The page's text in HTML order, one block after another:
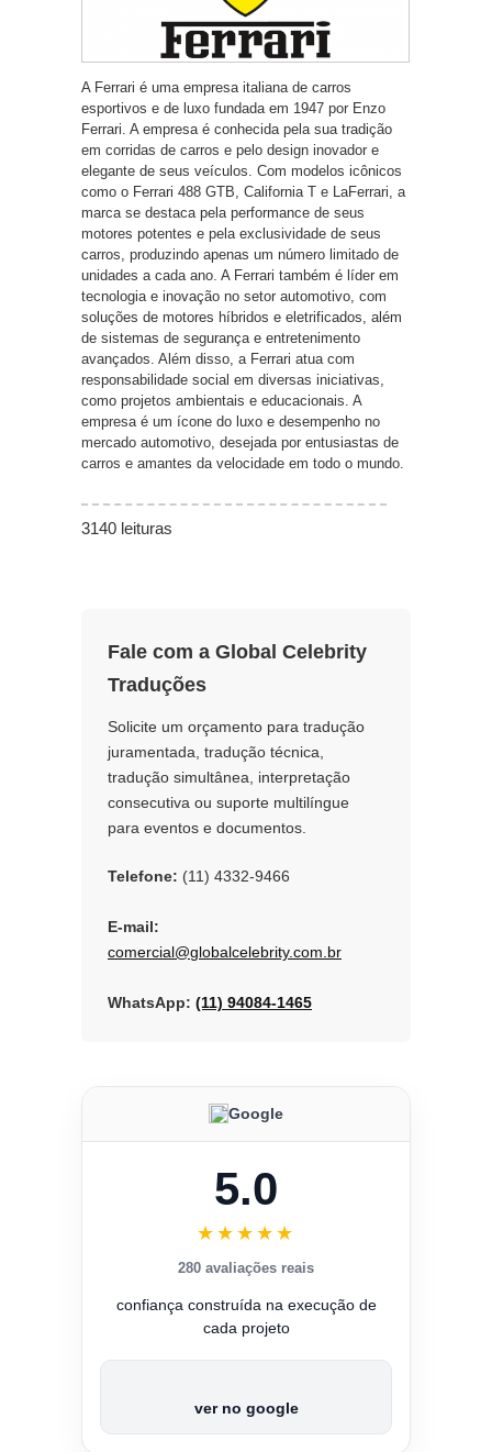
A Ferrari é uma empresa italiana de carros
esportivos e de luxo fundada em 1947 por Enzo
Ferrari. A empresa é conhecida pela sua tradição
em corridas de carros e pelo design inovador e
elegante de seus veículos. Com modelos icônicos
como o Ferrari 488 GTB, California T e LaFerrari, a
marca se destaca pela performance de seus
motores potentes e pela exclusividade de seus
carros, produzindo apenas um número limitado de
unidades a cada ano. A Ferrari também é líder em
tecnologia e inovação no setor automotivo, com
soluções de motores híbridos e eletrificados, além
de sistemas de segurança e entretenimento
avançados. Além disso, a Ferrari atua com
responsabilidade social em diversas iniciativas,
como projetos ambientais e educacionais. A
empresa é um ícone do luxo e desempenho no
mercado automotivo, desejada por entusiastas de
carros e amantes da velocidade em todo o mundo.
3140 leituras
Fale com a Global Celebrity
Traduções
Solicite um orçamento para tradução
juramentada, tradução técnica,
tradução simultânea, interpretação
consecutiva ou suporte multilíngue
para eventos e documentos.
Telefone: (11) 4332-9466
E-mail:
comercial@globalcelebrity.com.br
WhatsApp: (11) 94084-1465
Google
5.0
★★★★★
280 avaliações reais
confiança construída na execução de
cada projeto
ver no google